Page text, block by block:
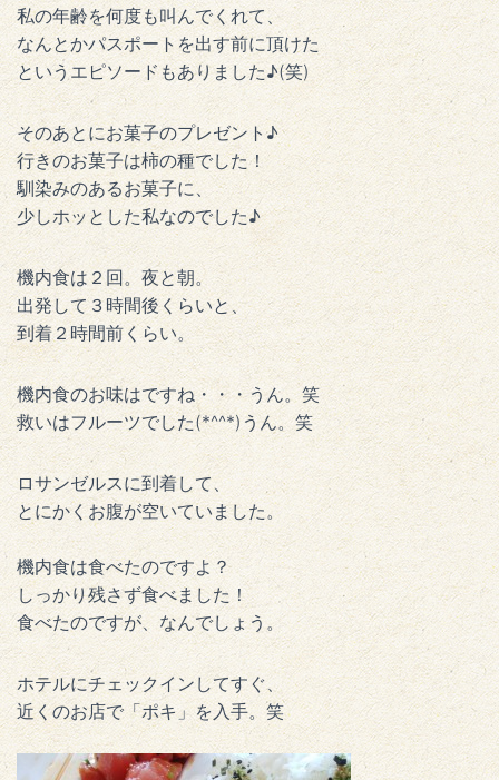
私の年齢を何度も叫んでくれて、
なんとかパスポートを出す前に頂けた
というエピソードもありました♪(笑)
そのあとにお菓子のプレゼント♪
行きのお菓子は柿の種でした！
馴染みのあるお菓子に、
少しホッとした私なのでした♪
機内食は２回。夜と朝。
出発して３時間後くらいと、
到着２時間前くらい。
機内食のお味はですね・・・うん。笑
救いはフルーツでした(*^^*)うん。笑
ロサンゼルスに到着して、
とにかくお腹が空いていました。
機内食は食べたのですよ？
しっかり残さず食べました！
食べたのですが、なんでしょう。
ホテルにチェックインしてすぐ、
近くのお店で「ポキ」を入手。笑